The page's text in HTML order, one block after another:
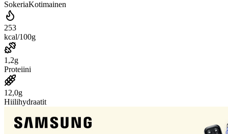
SokeriaKotimainen
253
kcal/100g
1,2g
Proteiini
12,0g
Hiilihydraatit